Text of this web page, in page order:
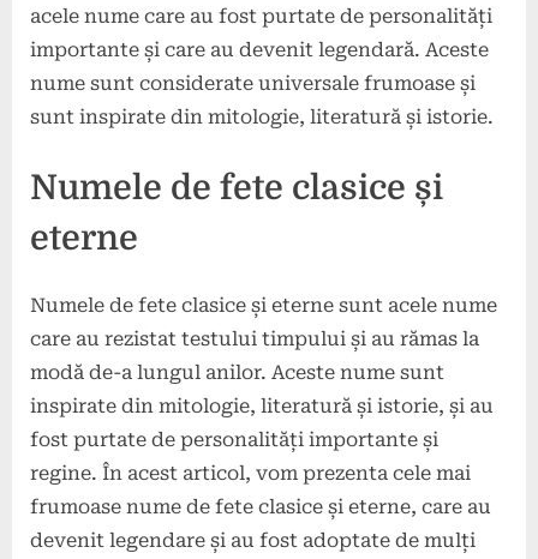
acele nume care au fost purtate de personalități
importante și care au devenit legendară. Aceste
nume sunt considerate universale frumoase și
sunt inspirate din mitologie, literatură și istorie.
Numele de fete clasice și
eterne
Numele de fete clasice și eterne sunt acele nume
care au rezistat testului timpului și au rămas la
modă de-a lungul anilor. Aceste nume sunt
inspirate din mitologie, literatură și istorie, și au
fost purtate de personalități importante și
regine. În acest articol, vom prezenta cele mai
frumoase nume de fete clasice și eterne, care au
devenit legendare și au fost adoptate de mulți